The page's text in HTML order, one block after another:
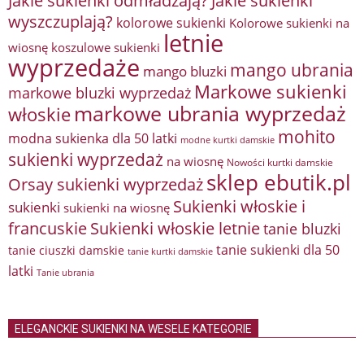
wyszczuplają? kolorowe sukienki Kolorowe sukienki na
wiosnę koszulowe sukienki letnie
wyprzedaże mango bluzki mango ubrania
markowe bluzki wyprzedaż Markowe sukienki
włoskie markowe ubrania wyprzedaż
modna sukienka dla 50 latki modne kurtki damskie mohito
sukienki wyprzedaż na wiosnę Nowości kurtki damskie
Orsay sukienki wyprzedażsklep ebutik.pl
sukienki sukienki na wiosnę Sukienki włoskie i
francuskieSukienki włoskie letnietanie bluzki
tanie ciuszki damskie tanie kurtki damskie tanie sukienki dla 50
latki Tanie ubrania
ELEGANCKIE SUKIENKI NA WESELE KATEGORIE